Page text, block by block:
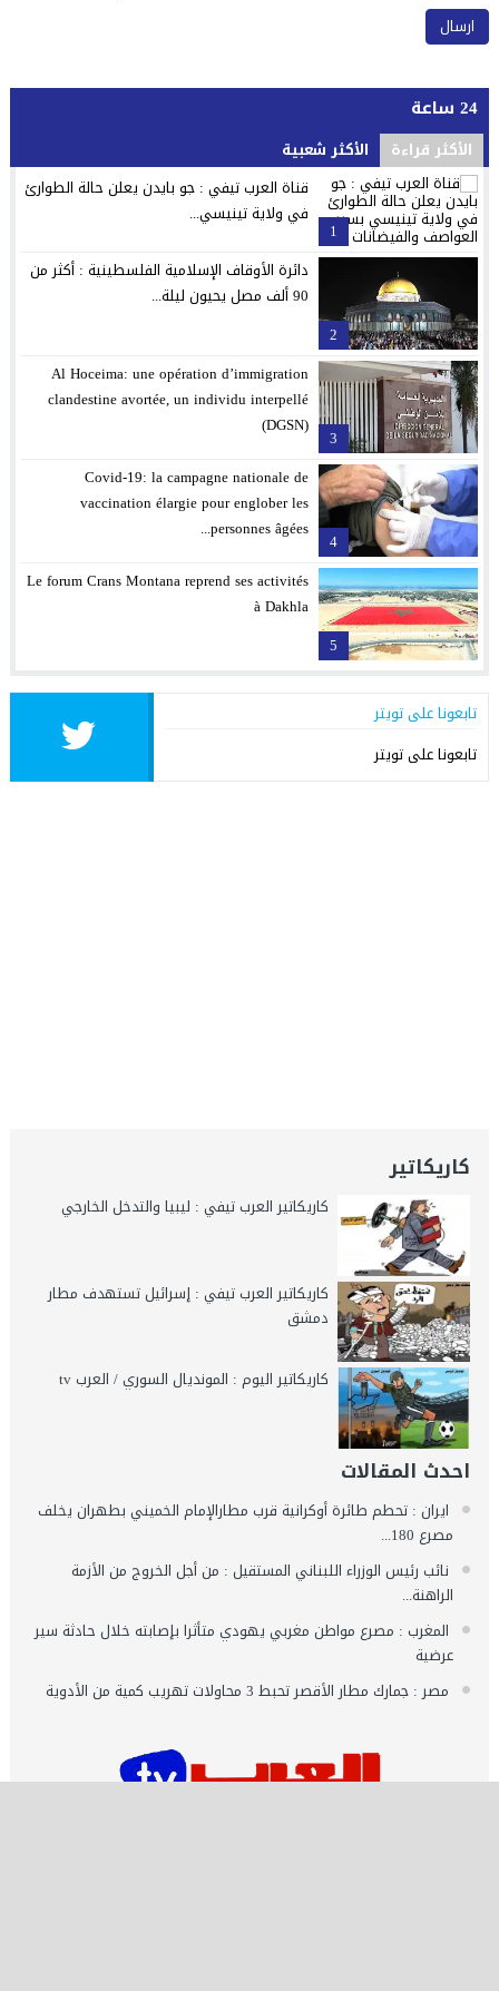
24 ساعة
الأكثر قراءة الأكثر شعبية
1
قناة العرب تيفي : جو بايدن يعلن حالة الطوارئ
في ولاية تينيسي...
2
دائرة الأوقاف الإسلامية الفلسطينية : أكثر من
90 ألف مصل يحيون ليلة...
3
Al Hoceima: une opération d’immigration
clandestine avortée, un individu interpellé
(DGSN)
4
Covid-19: la campagne nationale de
vaccination élargie pour englober les
personnes âgées...
5
Le forum Crans Montana reprend ses activités
à Dakhla
تابعونا على تويتر
تابعونا على تويتر
كاريكاتير
كاريكاتير العرب تيفي : ليبيا والتدخل الخارجي
كاريكاتير العرب تيفي : إسرائيل تستهدف مطار
دمشق
كاريكاتير اليوم : المونديال السوري / العرب tv
احدث المقالات
ايران : تحطم طائرة أوكرانية قرب مطارالإمام الخميني بطهران يخلف
مصرع 180...
نائب رئيس الوزراء اللبناني المستقيل : من أجل الخروج من الأزمة
الراهنة...
المغرب : مصرع مواطن مغربي يهودي متأثرا بإصابته خلال حادثة سير
عرضية
مصر : جمارك مطار الأقصر تحبط 3 محاولات تهريب كمية من الأدوية